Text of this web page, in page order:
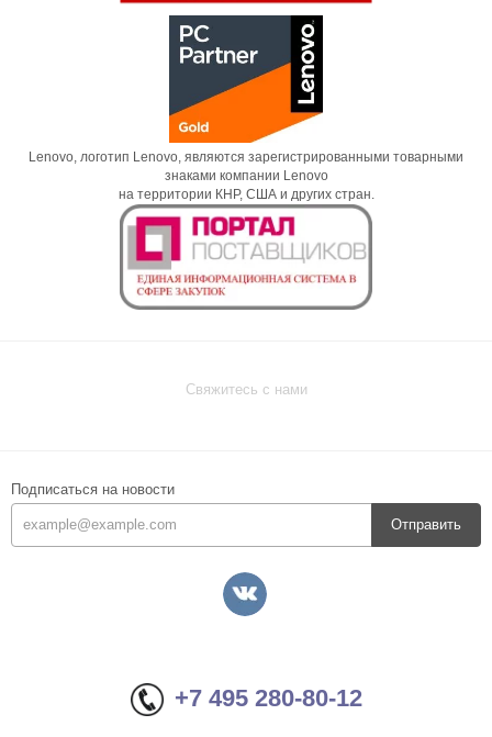
Lenovo, логотип Lenovo, являются зарегистрированными товарными
знаками компании Lenovo
на территории КНР, США и других стран.
Свяжитесь с нами
Подписаться на новости
Отправить
+7 495 280-80-12